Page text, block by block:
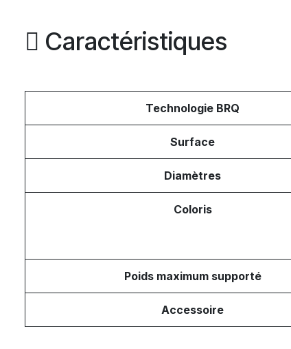
Caractéristiques
Technologie BRQ
Surface
Diamètres
Coloris
Poids maximum supporté
Accessoire